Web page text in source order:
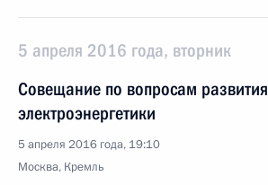
5 апреля 2016 года, вторник
Совещание по вопросам развития
электроэнергетики
5 апреля 2016 года, 19:10
Москва, Кремль